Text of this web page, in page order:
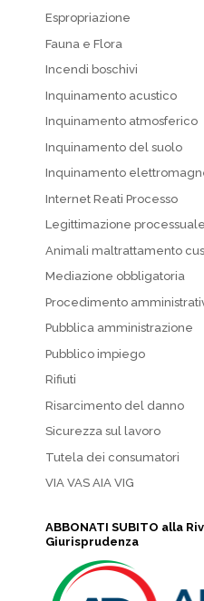
Espropriazione
Fauna e Flora
Incendi boschivi
Inquinamento acustico
Inquinamento atmosferico
Inquinamento del suolo
Inquinamento
Internet Reati Processo
Legittimazione processuale
Animali maltrattamento
Mediazione obbligatoria
Procedimento
Pubblica amministrazione
Pubblico impiego
Rifiuti
Risarcimento del danno
Sicurezza sul lavoro
Tutela dei consumatori
VIA VAS AIA VIG
ABBONATI SUBITO alla
Giurisprudenza